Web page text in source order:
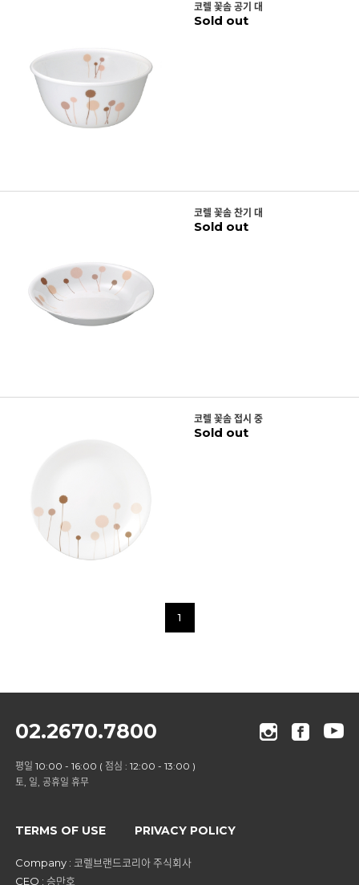
코렐 꽃솜 공기 대
Sold out
코렐 꽃솜 찬기 대
Sold out
코렐 꽃솜 접시 중
Sold out
1
02.2670.7800
평일 10:00 - 16:00 ( 점심 : 12:00 - 13:00 )
토, 일, 공휴일 휴무
TERMS OF USE PRIVACY POLICY
Company : 코렐브랜드코리아 주식회사
CEO : 승만호